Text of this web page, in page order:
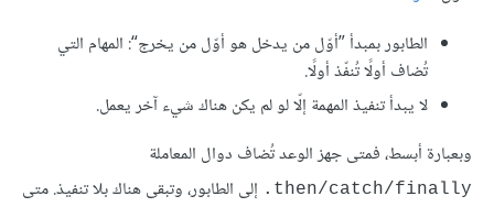
الطابور بمبدأ ”أوّل من يدخل هو أوّل من يخرج“: المهام التي
تُضاف أولًا تُنفّذ أولًا.
لا يبدأ تنفيذ المهمة إلّا لو لم يكن هناك شيء آخر يعمل.
وبعبارة أبسط، فمتى جهز الوعد تُضاف دوال المعاملة
‎.then/catch/finally إلى الطابور، وتبقى هناك بلا تنفيذ. متى